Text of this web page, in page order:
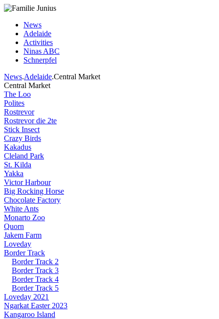
News
Adelaide
Activities
Ninas ABC
Schnerpfel
News.Adelaide.Central Market
Central Market
The Loo
Polites
Rostrevor
Rostrevor die 2te
Stick Insect
Crazy Birds
Kakadus
Cleland Park
St. Kilda
Yakka
Victor Harbour
Big Rocking Horse
Chocolate Factory
White Ants
Monarto Zoo
Quorn
Jakem Farm
Loveday
Border Track
Border Track 2
Border Track 3
Border Track 4
Border Track 5
Loveday 2021
Ngarkat Easter 2023
Kangaroo Island